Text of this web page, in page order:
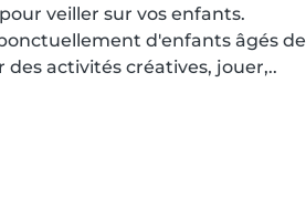
veiller sur vos enfants.
d'enfants âgés de
des activités créatives, jouer,..